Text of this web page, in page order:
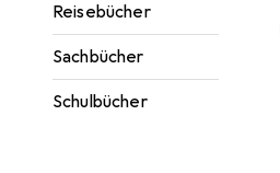
Reisebücher
Sachbücher
Schulbücher